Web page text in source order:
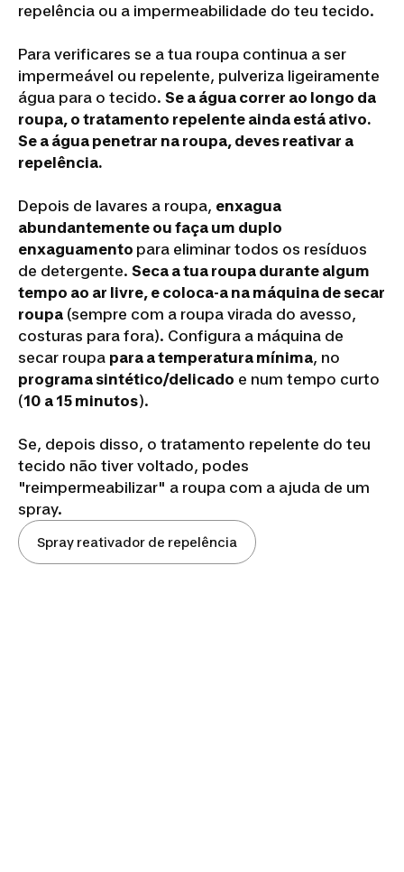
repelência ou a impermeabilidade do teu tecido.
Para verificares se a tua roupa continua a ser
impermeável ou repelente, pulveriza ligeiramente
água para o tecido. Se a água correr ao longo da
roupa, o tratamento repelente ainda está ativo.
Se a água penetrar na roupa, deves reativar a
repelência.
Depois de lavares a roupa, enxagua
abundantemente ou faça um duplo
enxaguamento para eliminar todos os resíduos
de detergente. Seca a tua roupa durante algum
tempo ao ar livre, e coloca-a na máquina de secar
roupa (sempre com a roupa virada do avesso,
costuras para fora). Configura a máquina de
secar roupa para a temperatura mínima, no
programa sintético/delicado e num tempo curto
(10 a 15 minutos).
Se, depois disso, o tratamento repelente do teu
tecido não tiver voltado, podes
"reimpermeabilizar" a roupa com a ajuda de um
spray.
Spray reativador de repelência